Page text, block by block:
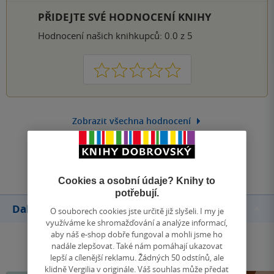
PŘIDEJTE SVÉ HODNOCENÍ KNIHY
Hodnocení našich knihkupců: 0.0 z 5
1 2 3 4 5
Zobrazit všechna hodnocení
Přidat hodnocení
Další knihy autora
Cookies a osobní údaje? Knihy to
potřebují.
O souborech cookies jste určitě již slyšeli. I my je
využíváme ke shromažďování a analýze informací,
aby náš e-shop dobře fungoval a mohli jsme ho
nadále zlepšovat. Také nám pomáhají ukazovat
lepší a cílenější reklamu. Žádných 50 odstínů, ale
klidně Vergilia v originále. Váš souhlas může předat